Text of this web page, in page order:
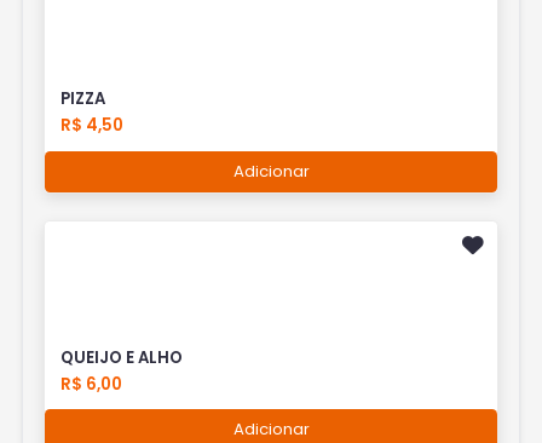
PIZZA
R$ 4,50
Adicionar
QUEIJO E ALHO
R$ 6,00
Adicionar